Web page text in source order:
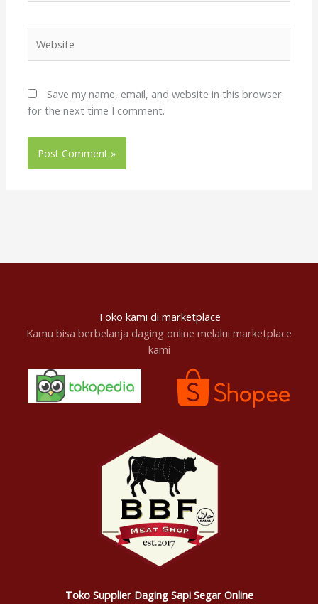
Save my name, email, and website in this browser
for the next time I comment.
Toko kami di marketplace
Kamu bisa berbelanja daging online melalui marketplace
kami
Toko Supplier Daging Sapi Segar Online